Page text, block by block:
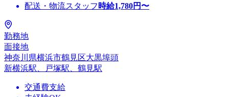
配送・物流スタッフ 時給1,780円〜
勤務地
面接地
神奈川県横浜市鶴見区大黒埠頭
新横浜駅、戸塚駅、鶴見駅
交通費支給